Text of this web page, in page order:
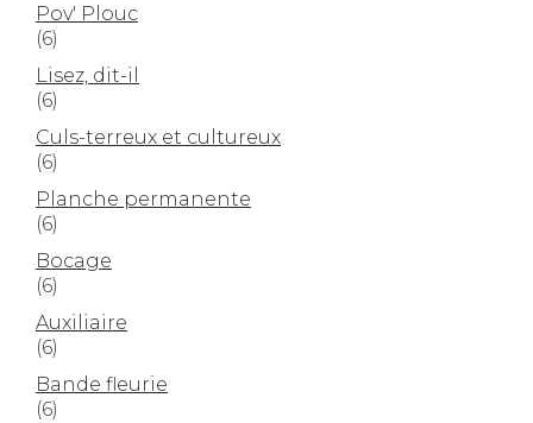
Pov' Plouc
(6)
Lisez, dit-il
(6)
Culs-terreux et cultureux
(6)
Planche permanente
(6)
Bocage
(6)
Auxiliaire
(6)
Bande fleurie
(6)